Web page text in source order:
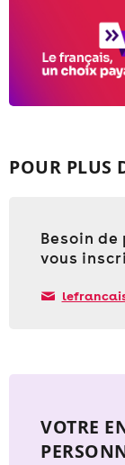
POUR PLUS
Besoin
vous
VOTRE